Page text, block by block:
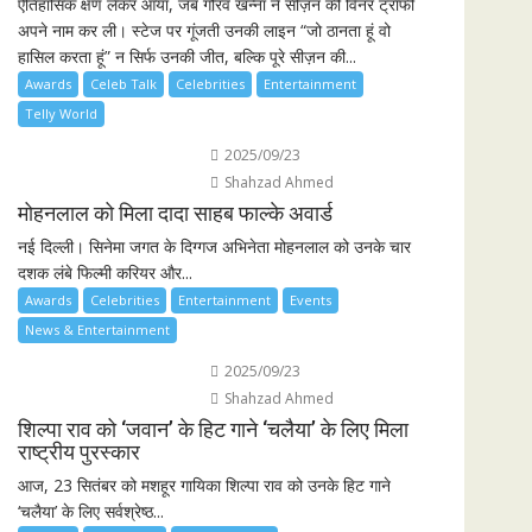
अपने नाम कर ली। स्टेज पर गूंजती उनकी लाइन “जो ठानता हूं वो
हासिल करता हूं” न सिर्फ उनकी जीत, बल्कि पूरे सीज़न की...
Awards Celeb Talk Celebrities
Entertainment
Telly World
2025/09/23
Shahzad Ahmed
मोहनलाल को मिला दादा साहब फाल्के अवार्ड
नई दिल्ली। सिनेमा जगत के दिग्गज अभिनेता मोहनलाल को उनके चार
दशक लंबे फिल्मी करियर और...
Awards Celebrities Entertainment
Events
News & Entertainment
2025/09/23
Shahzad Ahmed
शिल्पा राव को ‘जवान’ के हिट गाने ‘चलैया’ के लिए मिला
राष्ट्रीय पुरस्कार
आज, 23 सितंबर को मशहूर गायिका शिल्पा राव को उनके हिट गाने
‘चलैया’ के लिए सर्वश्रेष्ठ...